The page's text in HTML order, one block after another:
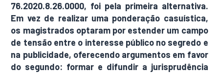
76.2020.8.26.0000, foi pela primeira alternativa.
Em vez de realizar uma ponderação casuística,
os magistrados optaram por estender um campo
de tensão entre o interesse público no segredo e
na publicidade, oferecendo argumentos em favor
do segundo: formar e difundir a jurisprudência